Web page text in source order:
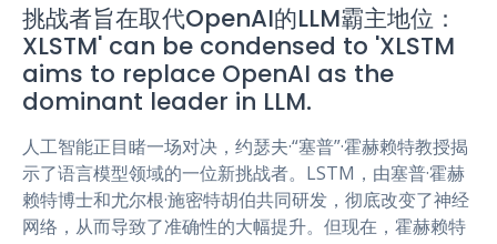
r
e
e
b
o
o
k
t
t
e
r
i
l
e
g
r
a
m
t
s
A
p
p
s
e
n
g
e
r
a
o
e
挑战者旨在取代OpenAI的LLM霸主地位：
XLSTM' can be condensed to 'XLSTM
aims to replace OpenAI as the
dominant leader in LLM.
人工智能正目睹一场对决，约瑟夫·“塞普”·霍赫赖特教授揭
示了语言模型领域的一位新挑战者。LSTM，由塞普·霍赫
赖特博士和尤尔根·施密特胡伯共同研发，彻底改变了神经
网络，从而导致了准确性的大幅提升。但现在，霍赫赖特